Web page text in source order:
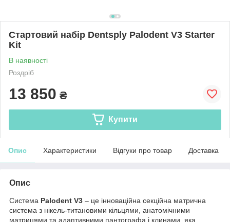
Стартовий набір Dentsply Palodent V3 Starter
Kit
В наявності
Роздріб
13 850 ₴
Купити
Опис Характеристики Відгуки про товар Доставка
Опис
Система Palodent V3 – це інноваційна секційна матрична
система з нікель-титановими кільцями, анатомічними
матрицями та адаптивними пантографа і клинами, яка